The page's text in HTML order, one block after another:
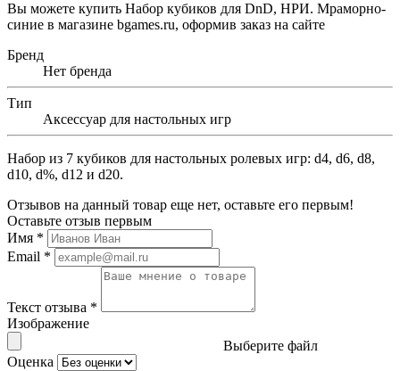
Вы можете купить Набор кубиков для DnD, НРИ. Мраморно-
синие в магазине bgames.ru, оформив заказ на сайте
Бренд
Нет бренда
Тип
Аксессуар для настольных игр
Набор из 7 кубиков для настольных ролевых игр: d4, d6, d8,
d10, d%, d12 и d20.
Отзывов на данный товар еще нет, оставьте его первым!
Оставьте отзыв первым
Имя *
Email *
Текст отзыва *
Изображение
Выберите файл
Оценка